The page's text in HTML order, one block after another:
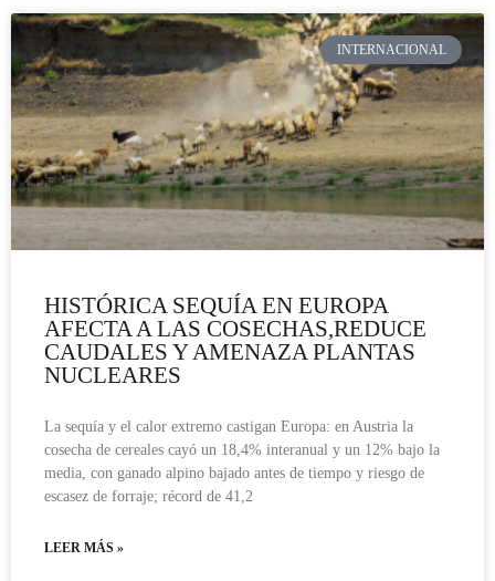
INTERNACIONAL
HISTÓRICA SEQUÍA EN EUROPA
AFECTA A LAS COSECHAS,REDUCE
CAUDALES Y AMENAZA PLANTAS
NUCLEARES
La sequía y el calor extremo castigan Europa: en Austria la
cosecha de cereales cayó un 18,4% interanual y un 12% bajo la
media, con ganado alpino bajado antes de tiempo y riesgo de
escasez de forraje; récord de 41,2
LEER MÁS »